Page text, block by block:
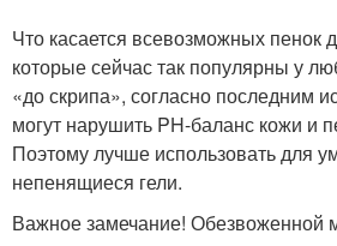
Что касается всевозможных пенок
которые сейчас так популярны у
«до скрипа», согласно последним
могут нарушить PH-баланс кожи и
Поэтому лучше использовать для
непенящиеся гели.
Важное замечание! Обезвоженной